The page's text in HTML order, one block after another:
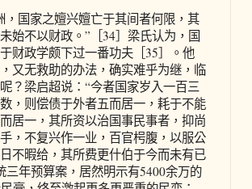
国家之嬗兴嬗亡于其间者何限，其
始不以财政。”［34］梁氏认为，国
财政学颇下过一番功夫［35］。他
又无救助的办法，确实难乎为继，临
？梁启超说：“今者国家岁入一百三
，则偿债于外者五而居一，耗于不能
居一，其所资以治国事民事者，抑尚
，不复兴作一业，百官枵腹，以服公
不暇给，其所费更什伯于今而未有已
年预算案，居然明示有5400余万的